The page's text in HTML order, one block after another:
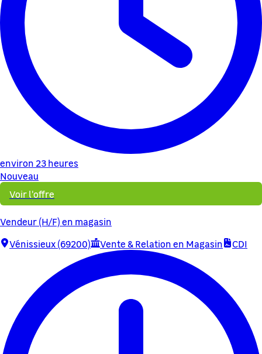
environ 23 heures
Nouveau
Voir l'offre
Vendeur (H/F) en magasin
Vénissieux (69200)
Vente & Relation en Magasin CDI